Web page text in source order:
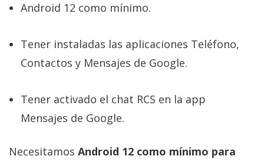
Android 12 como mínimo.
Tener instaladas las aplicaciones Teléfono,
Contactos y Mensajes de Google.
Tener activado el chat RCS en la app
Mensajes de Google.
Necesitamos Android 12 como mínimo para